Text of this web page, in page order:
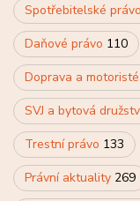
Spotřebitelské právo
Daňové právo 110
Doprava a motoristé
SVJ a bytová
Trestní právo 133
Právní aktuality 269